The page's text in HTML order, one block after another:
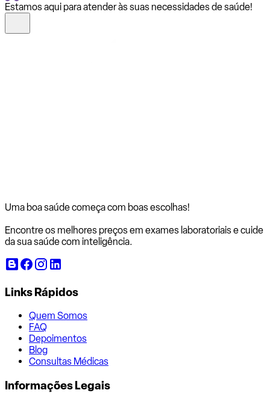
Estamos aqui para atender às suas necessidades de saúde!
Uma boa saúde começa com boas escolhas!
Encontre os melhores preços em exames laboratoriais e cuide
da sua saúde com inteligência.
Links Rápidos
Quem Somos
FAQ
Depoimentos
Blog
Consultas Médicas
Informações Legais